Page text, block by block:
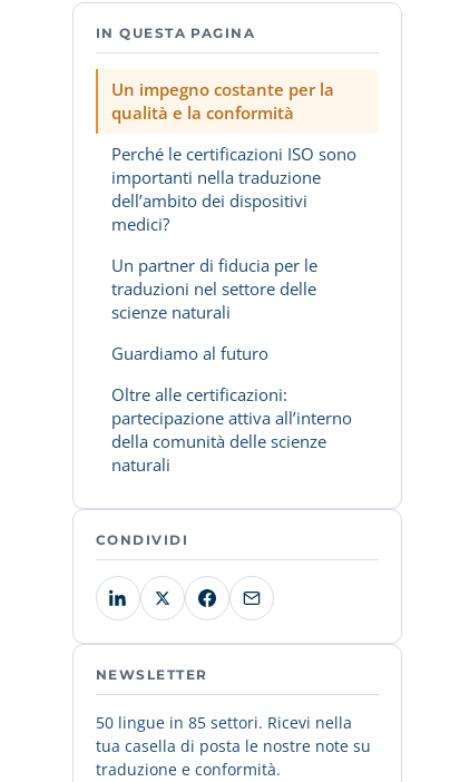
IN QUESTA PAGINA
Un impegno costante per la
qualità e la conformità
Perché le certificazioni ISO sono
importanti nella traduzione
dell’ambito dei dispositivi
medici?
Un partner di fiducia per le
traduzioni nel settore delle
scienze naturali
Guardiamo al futuro
Oltre alle certificazioni:
partecipazione attiva all’interno
della comunità delle scienze
naturali
CONDIVIDI
NEWSLETTER
50 lingue in 85 settori. Ricevi nella
tua casella di posta le nostre note su
traduzione e conformità.